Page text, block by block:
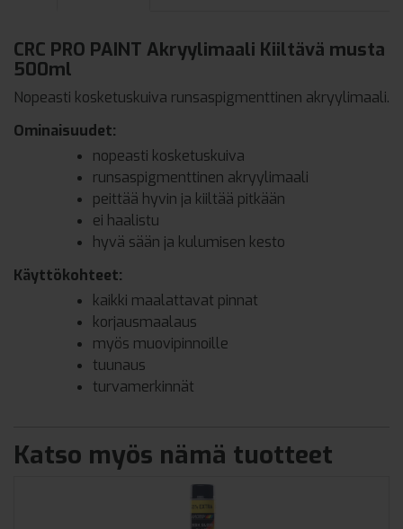
CRC PRO PAINT Akryylimaali Kiiltävä musta
500ml
Nopeasti kosketuskuiva runsaspigmenttinen akryylimaali.
Ominaisuudet:
nopeasti kosketuskuiva
runsaspigmenttinen akryylimaali
peittää hyvin ja kiiltää pitkään
ei haalistu
hyvä sään ja kulumisen kesto
Käyttökohteet:
kaikki maalattavat pinnat
korjausmaalaus
myös muovipinnoille
tuunaus
turvamerkinnät
Katso myös nämä tuotteet